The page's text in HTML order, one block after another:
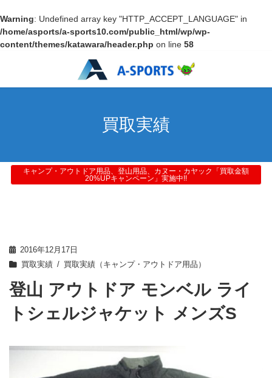
Warning: Undefined array key "HTTP_ACCEPT_LANGUAGE" in
/home/asports/a-sports10.com/public_html/wp/wp-
content/themes/katawara/header.php on line 58
買取実績
キャンプ・アウトドア用品、登山用品、カヌー・カヤック「買取金額
20%UPキャンペーン」実施中!!
2016年12月17日
買取実績
買取実績（キャンプ・アウトドア用品）
登山 アウトドア モンベル ライ
トシェルジャケット メンズS